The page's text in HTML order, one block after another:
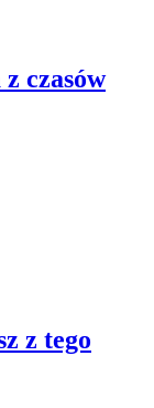
czasów
z tego